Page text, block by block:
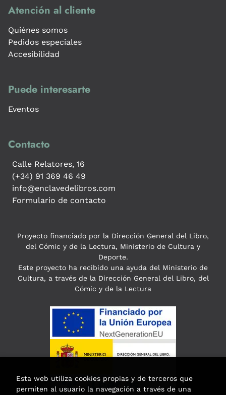
Atención al cliente
Quiénes somos
Pedidos especiales
Accesibilidad
Puede interesarte
Eventos
Contacto
Calle Relatores, 16
(+34) 91 369 46 49
info@enclavedelibros.com
Formulario de contacto
Proyecto financiado por la Dirección General del Libro,
del Cómic y de la Lectura, Ministerio de Cultura y
Deporte.
Este proyecto ha recibido una ayuda del Ministerio de
Cultura, a través de la Dirección General del Libro, del
Cómic y de la Lectura
Esta web utiliza cookies propias y de terceros que
permiten al usuario la navegación a través de una